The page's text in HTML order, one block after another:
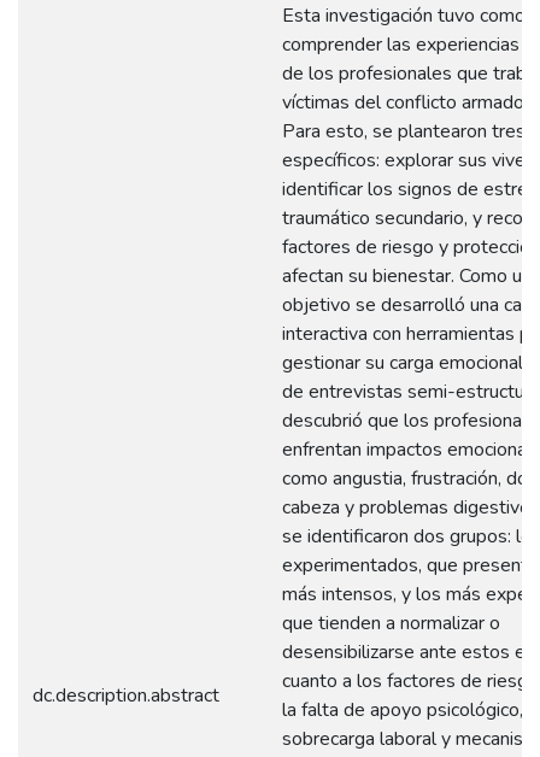
dc.description.abstract
Esta investigación tuvo como
comprender las experiencias
de los profesionales que
víctimas del conflicto armado
Para esto, se plantearon tres
específicos: explorar sus
identificar los signos de estrés
traumático secundario, y
factores de riesgo y
afectan su bienestar. Como un
objetivo se desarrolló una
interactiva con herramientas
gestionar su carga emocional.
de entrevistas semi-
descubrió que los
enfrentan impactos
como angustia, frustración,
cabeza y problemas
se identificaron dos grupos:
experimentados, que
más intensos, y los más
que tienden a normalizar o
desensibilizarse ante estos
cuanto a los factores de
la falta de apoyo psicológico,
sobrecarga laboral y